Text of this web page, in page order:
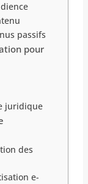
passifs
pour
juridique
des
e-